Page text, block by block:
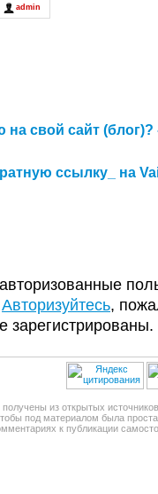
admin
на свой сайт (блог)?
ссылку_ на
Авторизуйтесь,
зарегистрированы.
из открытых
под материалом была
к публикации